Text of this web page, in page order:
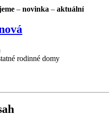
– novinka – aktuální
rodinné domy